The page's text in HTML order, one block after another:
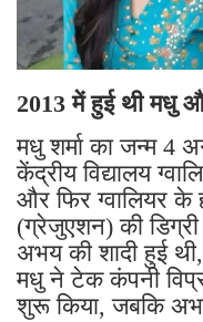
2013 में हुई थी मधु
मधु शर्मा का जन्म 4
केंद्रीय विद्यालय
और फिर ग्वालियर
(ग्रेजुएशन) की
अभय की शादी हुई
मधु ने टेक कंपनी
शुरू किया, जबकि